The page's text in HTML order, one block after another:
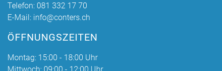
Telefon: 081 332 17 70
E-Mail: info@conters.ch
ÖFFNUNGSZEITEN
Montag: 15:00 - 18:00 Uhr
Mittwoch: 09:00 - 12:00 Uhr